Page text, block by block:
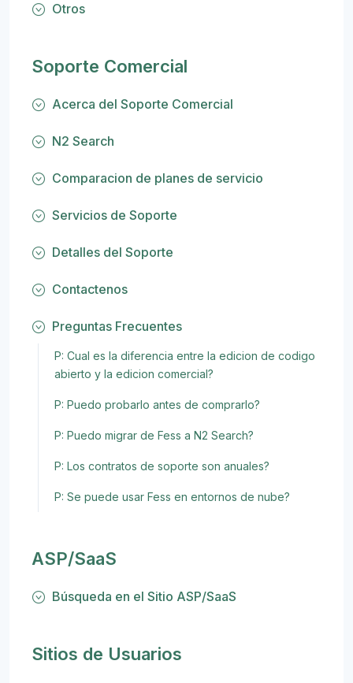
Otros
Soporte Comercial
Acerca del Soporte Comercial
N2 Search
Comparacion de planes de servicio
Servicios de Soporte
Detalles del Soporte
Contactenos
Preguntas Frecuentes
P: Cual es la diferencia entre la edicion de codigo
abierto y la edicion comercial?
P: Puedo probarlo antes de comprarlo?
P: Puedo migrar de Fess a N2 Search?
P: Los contratos de soporte son anuales?
P: Se puede usar Fess en entornos de nube?
ASP/SaaS
Búsqueda en el Sitio ASP/SaaS
Sitios de Usuarios